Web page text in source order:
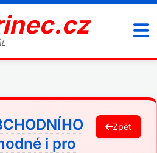
i pro
Zpět